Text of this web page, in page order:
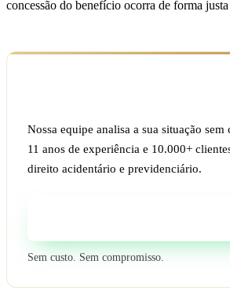
concessão do benefício ocorra de forma justa
Nossa equipe analisa a sua situação sem
11 anos de experiência e 10.000+
direito acidentário e previdenciário.
Sem custo. Sem compromisso.